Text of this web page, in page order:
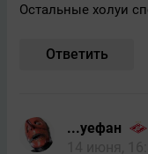
Остальные холуи
Ответить
...уефан